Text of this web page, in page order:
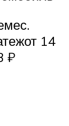
14
₽